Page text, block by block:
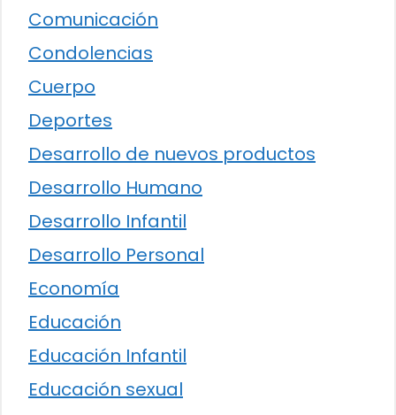
Comunicación
Condolencias
Cuerpo
Deportes
Desarrollo de nuevos productos
Desarrollo Humano
Desarrollo Infantil
Desarrollo Personal
Economía
Educación
Educación Infantil
Educación sexual